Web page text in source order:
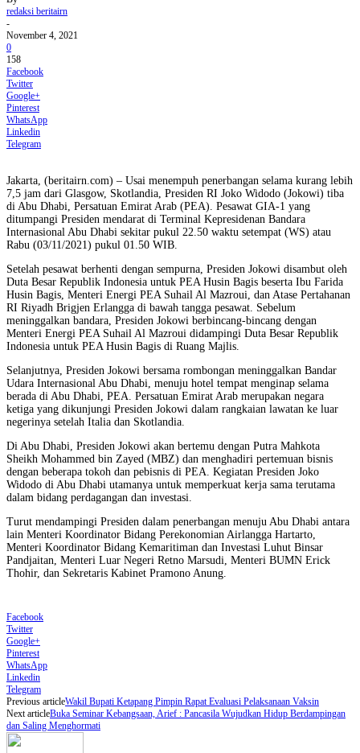
redaksi beritairn
-
November 4, 2021
0
158
Facebook
Twitter
Google+
Pinterest
WhatsApp
Linkedin
Telegram
Jakarta, (beritairn.com) – Usai menempuh penerbangan selama kurang lebih
7,5 jam dari Glasgow, Skotlandia, Presiden RI Joko Widodo (Jokowi) tiba
di Abu Dhabi, Persatuan Emirat Arab (PEA). Pesawat GIA-1 yang
ditumpangi Presiden mendarat di Terminal Kepresidenan Bandara
Internasional Abu Dhabi sekitar pukul 22.50 waktu setempat (WS) atau
Rabu (03/11/2021) pukul 01.50 WIB.
Setelah pesawat berhenti dengan sempurna, Presiden Jokowi disambut oleh
Duta Besar Republik Indonesia untuk PEA Husin Bagis beserta Ibu Farida
Husin Bagis, Menteri Energi PEA Suhail Al Mazroui, dan Atase Pertahanan
RI Riyadh Brigjen Erlangga di bawah tangga pesawat. Sebelum
meninggalkan bandara, Presiden Jokowi berbincang-bincang dengan
Menteri Energi PEA Suhail Al Mazroui didampingi Duta Besar Republik
Indonesia untuk PEA Husin Bagis di Ruang Majlis.
Selanjutnya, Presiden Jokowi bersama rombongan meninggalkan Bandar
Udara Internasional Abu Dhabi, menuju hotel tempat menginap selama
berada di Abu Dhabi, PEA. Persatuan Emirat Arab merupakan negara
ketiga yang dikunjungi Presiden Jokowi dalam rangkaian lawatan ke luar
negerinya setelah Italia dan Skotlandia.
Di Abu Dhabi, Presiden Jokowi akan bertemu dengan Putra Mahkota
Sheikh Mohammed bin Zayed (MBZ) dan menghadiri pertemuan bisnis
dengan beberapa tokoh dan pebisnis di PEA. Kegiatan Presiden Joko
Widodo di Abu Dhabi utamanya untuk memperkuat kerja sama terutama
dalam bidang perdagangan dan investasi.
Turut mendampingi Presiden dalam penerbangan menuju Abu Dhabi antara
lain Menteri Koordinator Bidang Perekonomian Airlangga Hartarto,
Menteri Koordinator Bidang Kemaritiman dan Investasi Luhut Binsar
Pandjaitan, Menteri Luar Negeri Retno Marsudi, Menteri BUMN Erick
Thohir, dan Sekretaris Kabinet Pramono Anung.
Facebook
Twitter
Google+
Pinterest
WhatsApp
Linkedin
Telegram
Previous articleWakil Bupati Ketapang Pimpin Rapat Evaluasi Pelaksanaan Vaksin
Next articleBuka Seminar Kebangsaan, Arief : Pancasila Wujudkan Hidup Berdampingan
dan Saling Menghormati